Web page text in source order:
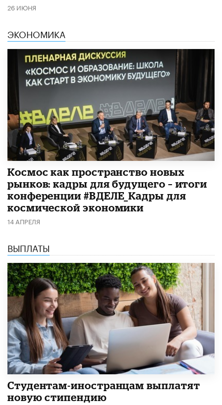
26 ИЮНЯ
ЭКОНОМИКА
Космос как пространство новых
рынков: кадры для будущего – итоги
конференции #ВДЕЛЕ_Кадры для
космической экономики
14 АПРЕЛЯ
ВЫПЛАТЫ
Студентам-иностранцам выплатят
новую стипендию